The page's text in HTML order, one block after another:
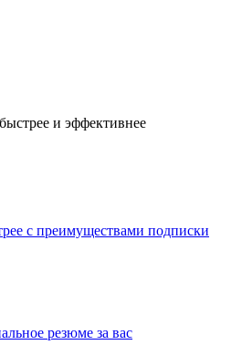
и эффективнее
с преимуществами подписки
резюме за вас